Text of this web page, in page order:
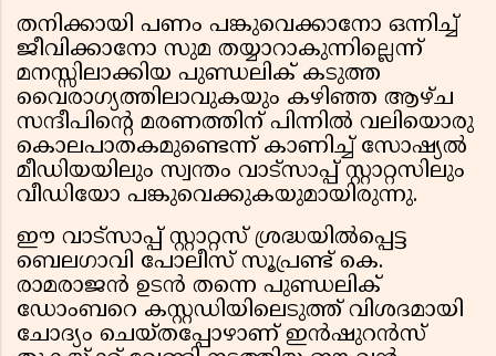
തനിക്കായി പണം പങ്കുവെക്കാനോ ഒന്നിച്ച്
ജീവിക്കാനോ സുമ തയ്യാറാകുന്നില്ലെന്ന്
മനസ്സിലാക്കിയ പുണ്ഡലിക് കടുത്ത
വൈരാഗ്യത്തിലാവുകയും കഴിഞ്ഞ ആഴ്ച
സന്ദീപിന്റെ മരണത്തിന് പിന്നിൽ വലിയൊരു
കൊലപാതകമുണ്ടെന്ന് കാണിച്ച് സോഷ്യൽ
മീഡിയയിലും സ്വന്തം വാട്സാപ്പ് സ്റ്റാറ്റസിലും
വീഡിയോ പങ്കുവെക്കുകയുമായിരുന്നു.
ഈ വാട്സാപ്പ് സ്റ്റാറ്റസ് ശ്രദ്ധയിൽപ്പെട്ട
ബെലഗാവി പോലീസ് സൂപ്രണ്ട് കെ.
രാമരാജൻ ഉടൻ തന്നെ പുണ്ഡലിക്
ഡോംബറെ കസ്റ്റഡിയിലെടുത്ത് വിശദമായി
ചോദ്യം ചെയ്തപ്പോഴാണ് ഇൻഷുറൻസ്